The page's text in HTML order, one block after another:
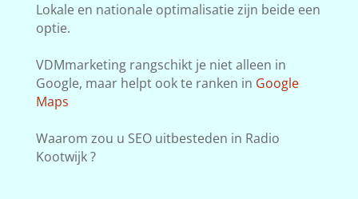
Lokale en nationale optimalisatie zijn beide een
optie.
VDMmarketing rangschikt je niet alleen in
Google, maar helpt ook te ranken in Google
Maps
Waarom zou u SEO uitbesteden in Radio
Kootwijk ?